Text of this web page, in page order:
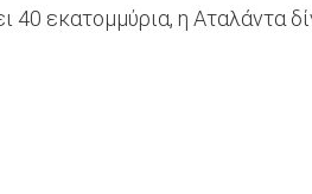
εκατομμύρια, η Αταλάντα